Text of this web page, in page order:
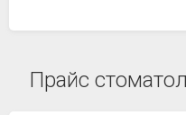
Прайс